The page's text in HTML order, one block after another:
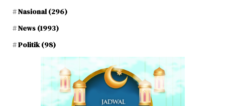
Nasional(296)
News (1993)
Politik(98)